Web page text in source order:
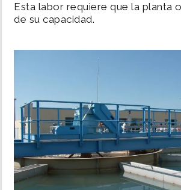
POLÍTICA
MUNDO
INSÓLITAS
Esta labor requiere que la planta
de su capacidad.